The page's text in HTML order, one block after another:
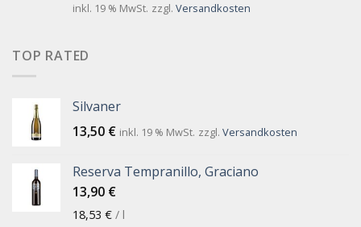
inkl. 19 % MwSt. zzgl. Versandkosten
TOP RATED
Silvaner
13,50 € inkl. 19 % MwSt. zzgl. Versandkosten
Reserva Tempranillo, Graciano
13,90 €
18,53 € / l